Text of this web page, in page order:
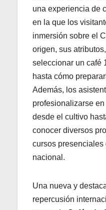
una experiencia de
en la que los
inmersión sobre el
origen, sus
seleccionar un café
hasta cómo
Además, los
profesionalizarse
desde el cultivo
conocer diversos
cursos presenciales
nacional.
Una nueva y
repercusión